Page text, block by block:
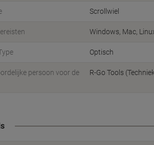
Scrollwiel
Windows, Mac,
Optisch
persoon voor de
R-Go Tools